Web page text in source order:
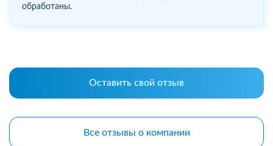
обработаны.
Оставить свой отзыв
Все отзывы о компании